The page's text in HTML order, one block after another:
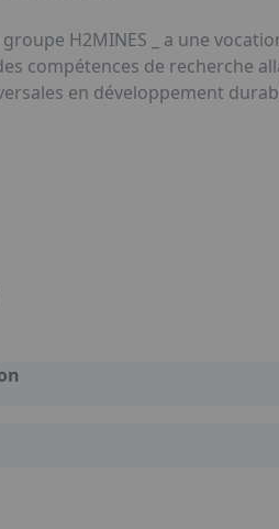
H2MINES _ a une
compétences de recherche
en développement